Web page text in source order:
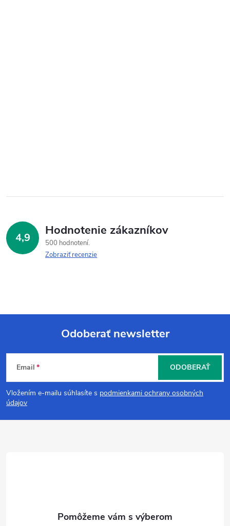
4,9 Hodnotenie zákazníkov
500 hodnotení
Zobraziť recenzie
Z
á
p
Odoberať newsletter
Email
Vložením e-mailu súhlasíte s podmienkami ochrany osobných
údajov
ODOBERAŤ